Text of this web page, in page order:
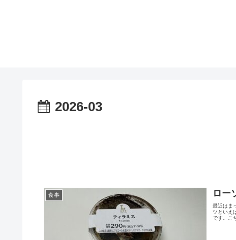
2026-03
食事 ロー
最近はま
ツといえ
です。こ